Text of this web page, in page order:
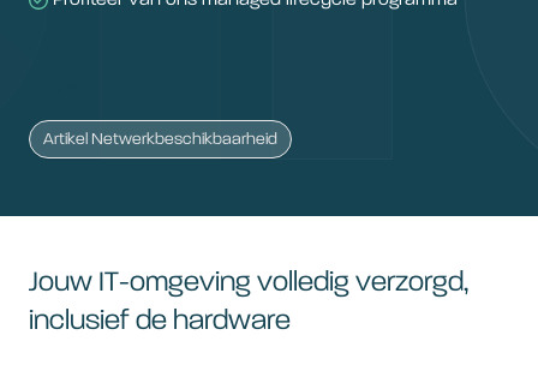
Artikel Netwerkbeschikbaarheid
Jouw IT-omgeving volledig verzorgd,
inclusief de hardware